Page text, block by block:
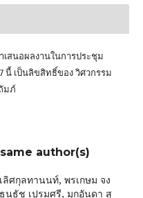
สนอผลงานในการประชุม
นี้ เป็นลิขสิทธิ์ของวิศวกรรม
มภ์
author(s)
ศกุลทานนท์, พรเกษม จง
ธัช เปรมศรี, มุกอันดา สุ